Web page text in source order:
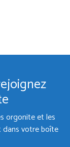
orgonite et les
votre boîte